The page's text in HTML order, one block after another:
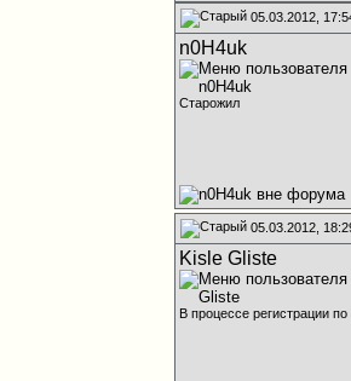
05.03.2012,
n0H4uk
Старожил
05.03.2012,
Kisle Gliste
В процессе регистрации по